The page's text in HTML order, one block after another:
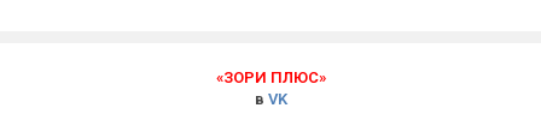
«ЗОРИ ПЛЮС»
в VK